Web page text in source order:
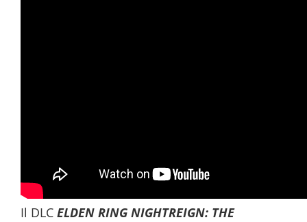
Il DLC ELDEN RING NIGHTREIGN: THE